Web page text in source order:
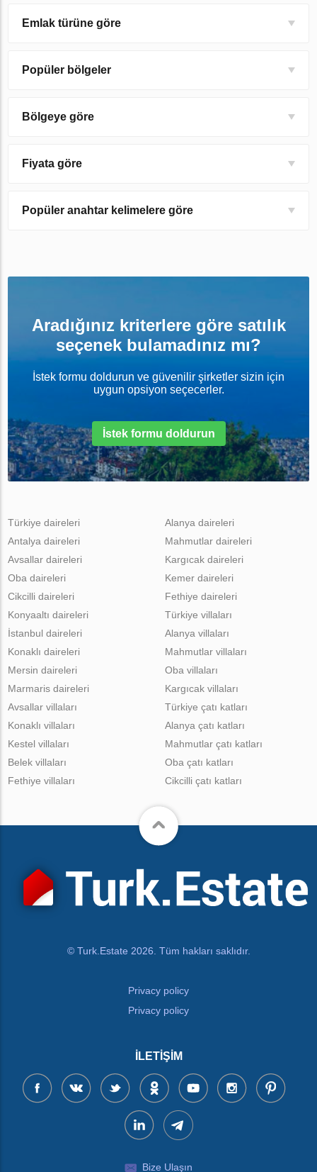
Emlak türüne göre
Popüler bölgeler
Bölgeye göre
Fiyata göre
Popüler anahtar kelimelere göre
Aradığınız kriterlere göre satılık
seçenek bulamadınız mı?
İstek formu doldurun ve güvenilir şirketler sizin için
uygun opsiyon seçecerler.
İstek formu doldurun
Türkiye daireleri
Antalya daireleri
Avsallar daireleri
Oba daireleri
Cikcilli daireleri
Alanya daireleri
Mahmutlar daireleri
Kargıcak daireleri
Kemer daireleri
Fethiye daireleri
Konyaaltı daireleri
İstanbul daireleri
Konaklı daireleri
Mersin daireleri
Marmaris daireleri
Türkiye villaları
Alanya villaları
Mahmutlar villaları
Oba villaları
Kargıcak villaları
Avsallar villaları
Konaklı villaları
Kestel villaları
Belek villaları
Fethiye villaları
Türkiye çatı katları
Alanya çatı katları
Mahmutlar çatı katları
Oba çatı katları
Cikcilli çatı katları
© Turk.Estate 2026. Tüm hakları saklıdır.
Privacy policy
Privacy policy
İLETIŞIM
Bize Ulaşın